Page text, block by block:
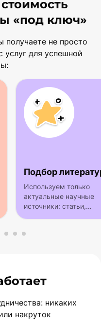
«под ключ»
получаете не просто
услуг для успешной
Подбор
Используем только
актуальные научные
источники: статьи,
никаких
накруток